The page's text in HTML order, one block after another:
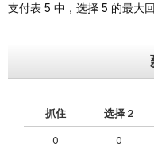
支付表 5 中，选择 5 的最大
抓住 选择 2
0 0